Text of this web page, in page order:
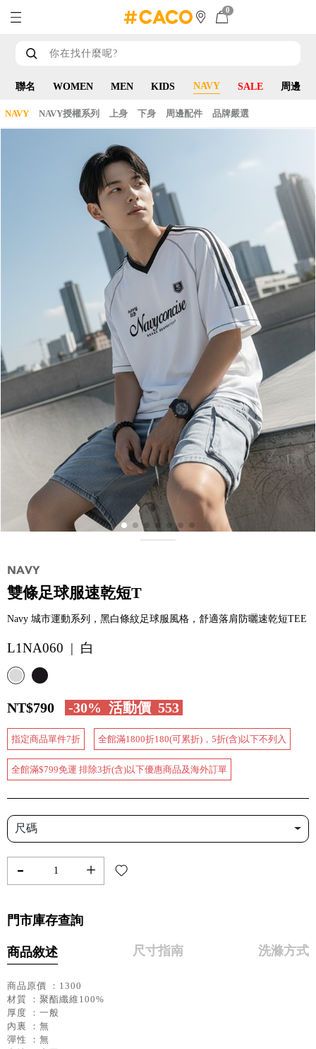
0
聯名 WOMEN MEN KIDS NAVY SALE 周邊
NAVY NAVY授權系列 上身 下身 周邊配件 品牌嚴選
雙條足球服速乾短T
Navy 城市運動系列，黑白條紋足球服風格，舒適落肩防曬速乾短TEE
L1NA060 | 白
NT$790 -30% 活動價 553
指定商品單件7折 全館滿1800折180(可累折)，5折(含)以下不列入
全館滿$799免運 排除3折(含)以下優惠商品及海外訂單
尺碼
- +
門市庫存查詢
商品敘述 尺寸指南 洗滌方式
商品原價 ：1300
材質 ：聚酯纖維100%
厚度 ：一般
內裏 ：無
彈性 ：無